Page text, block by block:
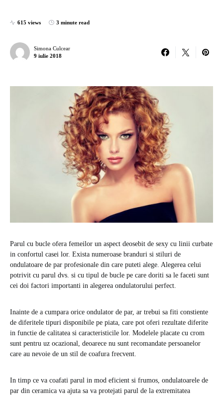
615 views 3 minute read
Simona Culcear
9 iulie 2018
Parul cu bucle ofera femeilor un aspect deosebit de sexy cu linii curbate
in confortul casei lor. Exista numeroase branduri si stiluri de
ondulatoare de par profesionale din care puteti alege. Alegerea celui
potrivit cu parul dvs. si cu tipul de bucle pe care doriti sa le faceti sunt
cei doi factori importanti in alegerea ondulatorului perfect.
Inainte de a cumpara orice ondulator de par, ar trebui sa fiti constiente
de diferitele tipuri disponibile pe piata, care pot oferi rezultate diferite
in functie de calitatea si caracteristicile lor. Modelele placate cu crom
sunt pentru uz ocazional, deoarece nu sunt recomandate persoanelor
care au nevoie de un stil de coafura frecvent.
In timp ce va coafati parul in mod eficient si frumos, ondulatoarele de
par din ceramica va ajuta sa va protejati parul de la extremitatea